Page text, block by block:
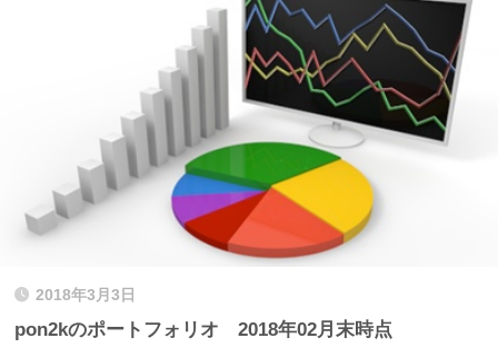
2018年3月3日
pon2kのポートフォリオ 2018年02月末時点